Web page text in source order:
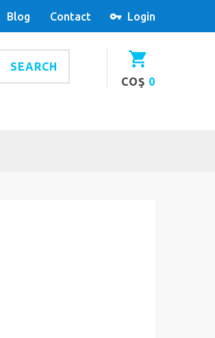
Login
Blog Contact
COŞ 0
SEARCH